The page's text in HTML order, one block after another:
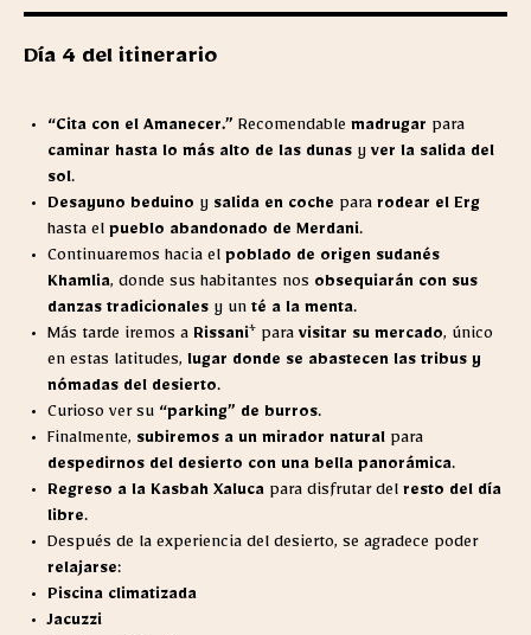
Día 4 del itinerario
“Cita con el Amanecer.” Recomendable madrugar para
caminar hasta lo más alto de las dunas y ver la salida del
sol.
Desayuno beduino y salida en coche para rodear el Erg
hasta el pueblo abandonado de Merdani.
Continuaremos hacia el poblado de origen sudanés
Khamlia, donde sus habitantes nos obsequiarán con sus
danzas tradicionales y un té a la menta.
Más tarde iremos a Rissani* para visitar su mercado, único
en estas latitudes, lugar donde se abastecen las tribus y
nómadas del desierto.
Curioso ver su “parking” de burros.
Finalmente, subiremos a un mirador natural para
despedirnos del desierto con una bella panorámica.
Regreso a la Kasbah Xaluca para disfrutar del resto del día
libre.
Después de la experiencia del desierto, se agradece poder
relajarse:
Piscina climatizada
Jacuzzi